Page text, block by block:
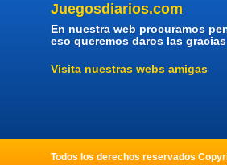
Juegosdiarios.com
En nuestra web procuramos
eso queremos daros las
Visita nuestras webs amigas
Todos los derechos reservados